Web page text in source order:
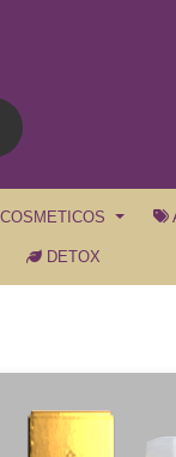
COSMETICOS
DETOX